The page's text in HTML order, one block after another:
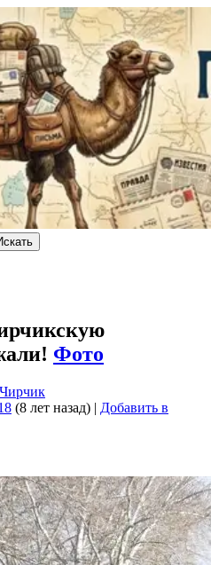
Фото
Чирчик
(8 лет назад) | Добавить в